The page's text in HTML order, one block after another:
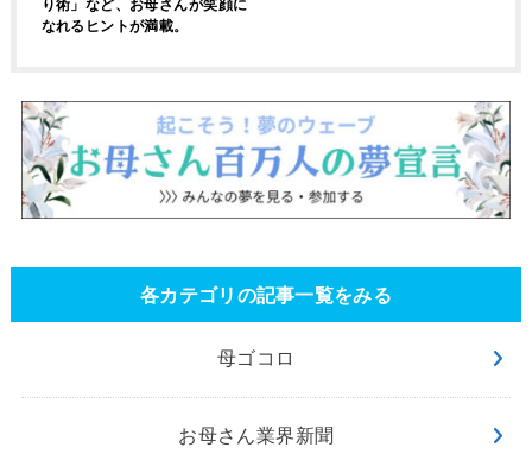
り術」など、お母さんが笑顔に
なれるヒントが満載。
各カテゴリの記事一覧をみる
母ゴコロ
お母さん業界新聞